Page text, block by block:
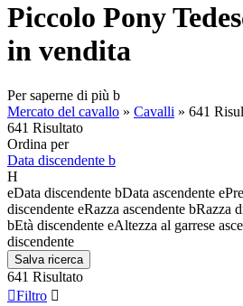
Piccolo Pony
in vendita
Per saperne di più b
Mercato del cavallo » Cavalli » 641
641 Risultato
Ordina per
Data discendente b
H
eData discendente bData ascendente e
discendente eRazza ascendente bRazza
bEtà discendente eAltezza al garrese
discendente
Salva ricerca
641 Risultato
Filtro 